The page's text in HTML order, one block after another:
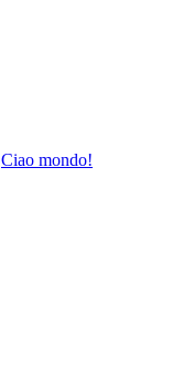
Ciao mondo!